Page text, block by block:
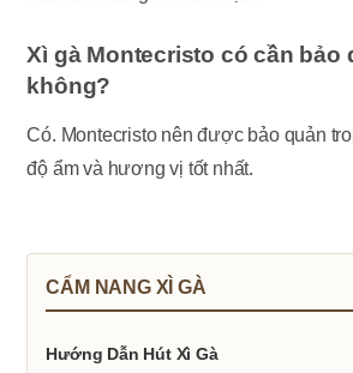
Xì gà Montecristo có cần bảo
không?
Có. Montecristo nên được bảo quản
độ ẩm và hương vị tốt nhất.
CẨM NANG XÌ GÀ
Hướng Dẫn Hút Xì Gà